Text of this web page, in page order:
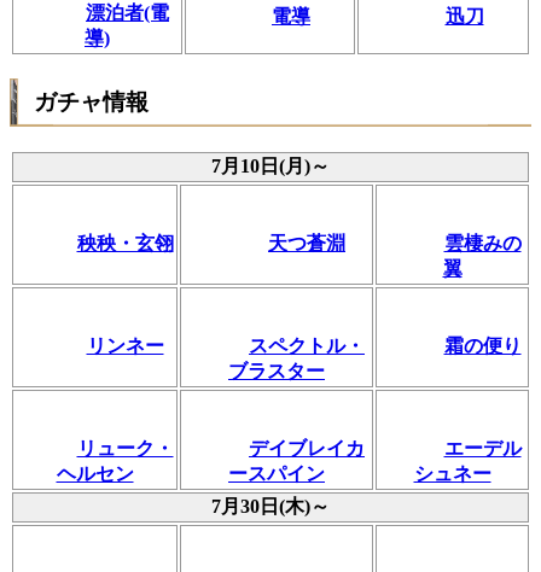
漂泊者(電
導)
電導 迅刀
ガチャ情報
7月10日(月)～
秧秧・玄翎 天つ蒼淵
雲棲みの
翼
リンネー
スペクトル・
ブラスター
霜の便り
リューク・
ヘルセン
デイブレイカ
ースパイン
エーデル
シュネー
7月30日(木)～